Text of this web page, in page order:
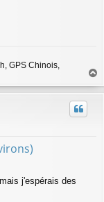
GPS Chinois,
a
u
j'espérais des